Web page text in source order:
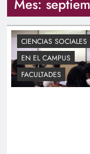
Mes:
CIENCIAS SOCIALES
EN EL CAMPUS
FACULTADES